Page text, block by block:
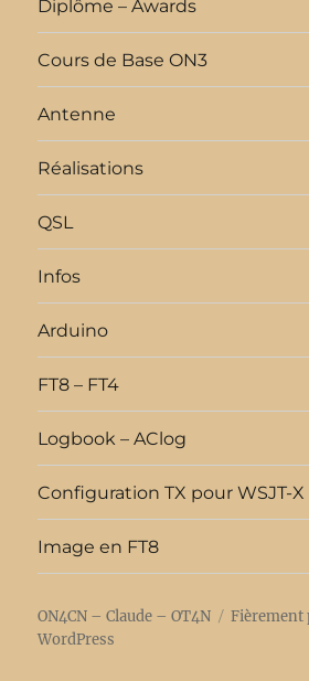
Diplôme – Awards
Cours de Base ON3
Antenne
Réalisations
QSL
Infos
Arduino
FT8 – FT4
Logbook – AClog
Configuration TX pour WSJT-X
Image en FT8
ON4CN – Claude – OT4N
Fièrement
WordPress